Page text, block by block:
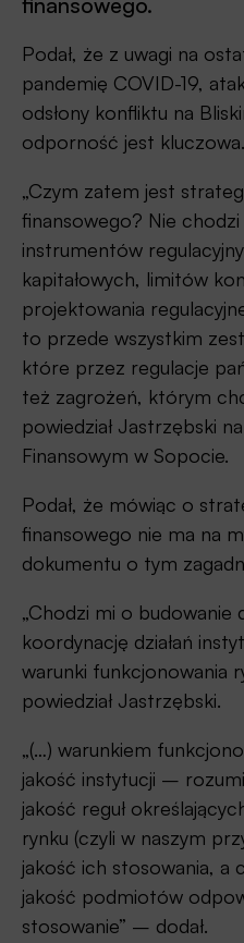
Podał, że z uwagi na
pandemię COVID-19,
odsłony konfliktu na
odporność jest kluczowa.
„Czym zatem jest
finansowego? Nie
instrumentów
kapitałowych, limitów
projektowania
to przede wszystkim
które przez regulacje
też zagrożeń, którym
powiedział Jastrzębski
Finansowym w Sopocie.
Podał, że mówiąc o
finansowego nie ma na
dokumentu o tym
„Chodzi mi o budowanie
koordynację działań
warunki funkcjonowania
powiedział Jastrzębski.
„(…) warunkiem
jakość instytucji –
jakość reguł
rynku (czyli w naszym
jakość ich stosowania, a
jakość podmiotów
stosowanie” – dodał.